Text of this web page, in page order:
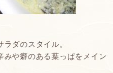
ダのスタイル。
みや癖のある葉っぱをメイン